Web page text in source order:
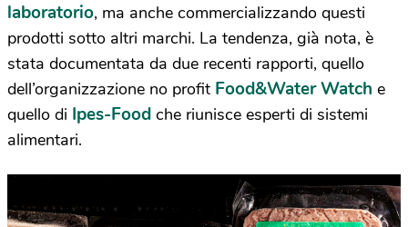
laboratorio, ma anche commercializzando questi
prodotti sotto altri marchi. La tendenza, già nota, è
stata documentata da due recenti rapporti, quello
dell’organizzazione no profit Food&Water Watch e
quello di Ipes-Food che riunisce esperti di sistemi
alimentari.